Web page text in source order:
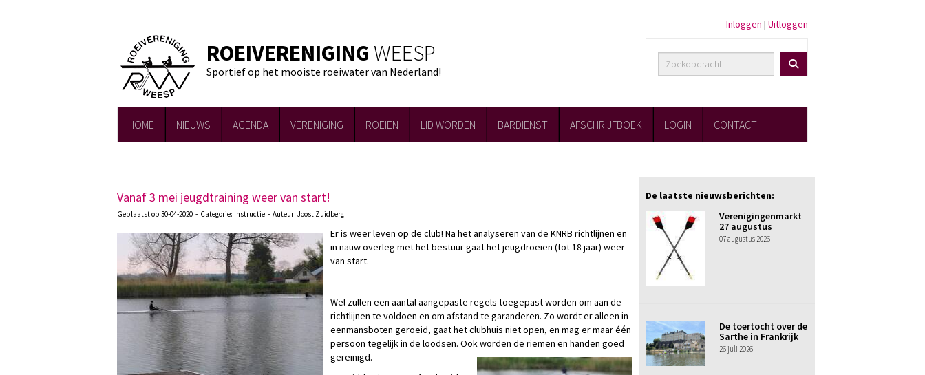
ROEIVERENIGING WEESP
Sportief op het mooiste roeiwater van Nederland!
Inloggen | Uitloggen
HOME NIEUWS AGENDA VERENIGING ROEIEN LID WORDEN BARDIENST AFSCHRIJFBOEK LOGIN CONTACT
Vanaf 3 mei jeugdtraining weer van start!
Geplaatst op 30-04-2020 - Categorie: Instructie - Auteur: Joost Zuidberg
Er is weer leven op de club! Na het analyseren van de KNRB richtlijnen en
in nauw overleg met het bestuur gaat het jeugdroeien (tot 18 jaar) weer
van start.
Wel zullen een aantal aangepaste regels toegepast worden om aan de
richtlijnen te voldoen en om afstand te garanderen. Zo wordt er alleen in
eenmansboten geroeid, gaat het clubhuis niet open, en mag er maar één
persoon tegelijk in de loodsen. Ook worden de riemen en handen goed
gereinigd.
De laatste nieuwsberichten:
Verenigingenmarkt
27 augustus
07 augustus 2026
De toertocht over de
Sarthe in Frankrijk
26 juli 2026